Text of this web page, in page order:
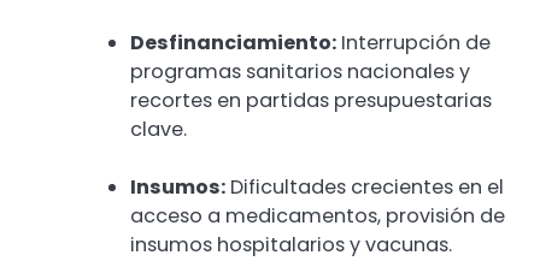
Desfinanciamiento: Interrupción de
programas sanitarios nacionales y
recortes en partidas presupuestarias
clave.
Insumos: Dificultades crecientes en el
acceso a medicamentos, provisión de
insumos hospitalarios y vacunas.